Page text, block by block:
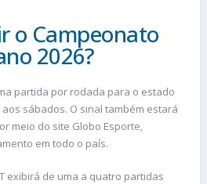
o Campeonato
2026?
partida por rodada para o estado
sábados. O sinal também estará
meio do site Globo Esporte,
em todo o país.
exibirá de uma a quatro partidas